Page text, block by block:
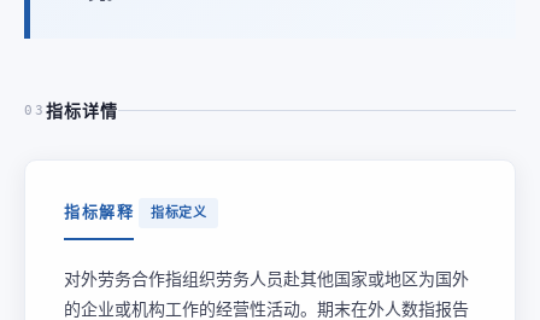
03 指标详情
指标解释 指标定义
对外劳务合作指组织劳务人员赴其他国家或地区为国外
的企业或机构工作的经营性活动。期末在外人数指报告